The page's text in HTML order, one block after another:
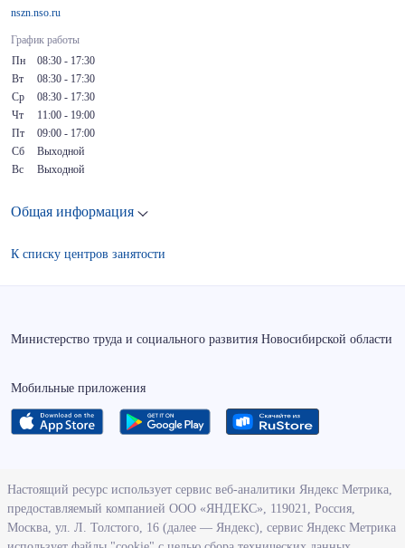
nszn.nso.ru
График работы
Пн
08:30 - 17:30
Вт
08:30 - 17:30
Ср
08:30 - 17:30
Чт
11:00 - 19:00
Пт
09:00 - 17:00
Сб
Выходной
Вс
Выходной
Общая информация
К списку центров занятости
Министерство труда и социального развития Новосибирской области
Мобильные приложения
О ведомстве
Деятельность министерства труда и социального развития
Новосибирской области
Настоящий ресурс использует сервис веб-аналитики Яндекс Метрика,
предоставляемый компанией ООО «ЯНДЕКС», 119021, Россия,
Москва, ул. Л. Толстого, 16 (далее — Яндекс), сервис Яндекс Метрика